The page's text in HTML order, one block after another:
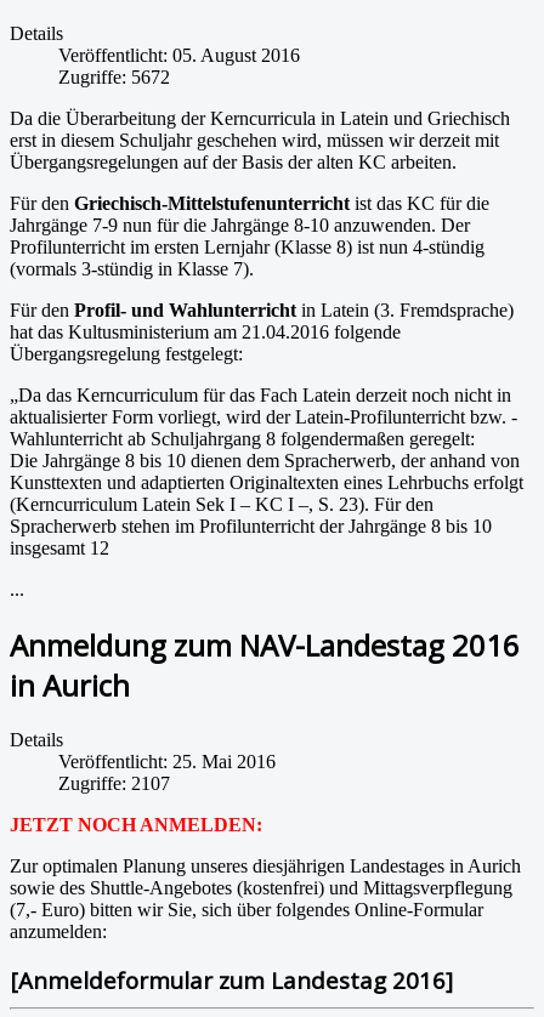
Details
Veröffentlicht: 05. August 2016
Zugriffe: 5672
Da die Überarbeitung der Kerncurricula in Latein und Griechisch
erst in diesem Schuljahr geschehen wird, müssen wir derzeit mit
Übergangsregelungen auf der Basis der alten KC arbeiten.
Für den Griechisch-Mittelstufenunterricht ist das KC für die
Jahrgänge 7-9 nun für die Jahrgänge 8-10 anzuwenden. Der
Profilunterricht im ersten Lernjahr (Klasse 8) ist nun 4-stündig
(vormals 3-stündig in Klasse 7).
Für den Profil- und Wahlunterricht in Latein (3. Fremdsprache)
hat das Kultusministerium am 21.04.2016 folgende
Übergangsregelung festgelegt:
„Da das Kerncurriculum für das Fach Latein derzeit noch nicht in
aktualisierter Form vorliegt, wird der Latein-Profilunterricht bzw. -
Wahlunterricht ab Schuljahrgang 8 folgendermaßen geregelt:
Die Jahrgänge 8 bis 10 dienen dem Spracherwerb, der anhand von
Kunsttexten und adaptierten Originaltexten eines Lehrbuchs erfolgt
(Kerncurriculum Latein Sek I – KC I –, S. 23). Für den
Spracherwerb stehen im Profilunterricht der Jahrgänge 8 bis 10
insgesamt 12
...
Anmeldung zum NAV-Landestag 2016
in Aurich
Details
Veröffentlicht: 25. Mai 2016
Zugriffe: 2107
JETZT NOCH ANMELDEN:
Zur optimalen Planung unseres diesjährigen Landestages in Aurich
sowie des Shuttle-Angebotes (kostenfrei) und Mittagsverpflegung
(7,- Euro) bitten wir Sie, sich über folgendes Online-Formular
anzumelden:
[Anmeldeformular zum Landestag 2016]